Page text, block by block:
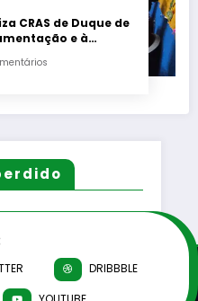
CRAS de Duque de
e à
DRIBBBLE